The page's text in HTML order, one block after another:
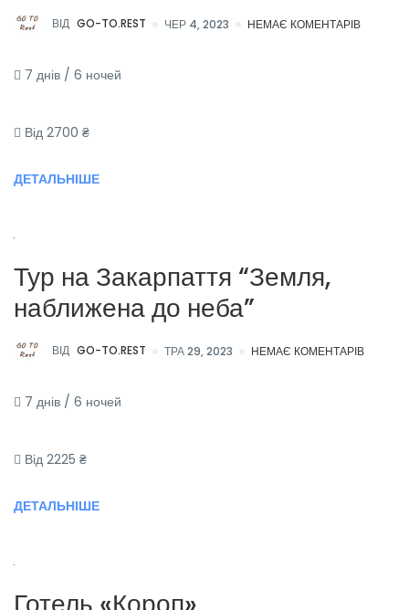
ВІД GO-TO.REST ЧЕР 4, 2023 НЕМАЄ КОМЕНТАРІВ
7 днів / 6 ночей
Від 2700 ₴
ДЕТАЛЬНІШЕ
Тур на Закарпаття “Земля,
наближена до неба”
ВІД GO-TO.REST ТРА 29, 2023 НЕМАЄ КОМЕНТАРІВ
7 днів / 6 ночей
Від 2225 ₴
ДЕТАЛЬНІШЕ